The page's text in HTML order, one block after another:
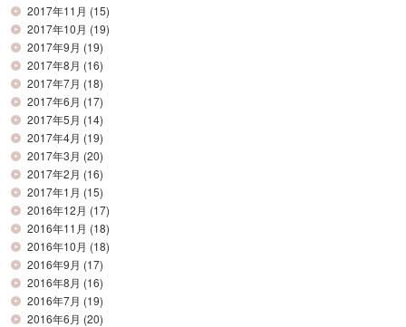
2017年11月 (15)
2017年10月 (19)
2017年9月 (19)
2017年8月 (16)
2017年7月 (18)
2017年6月 (17)
2017年5月 (14)
2017年4月 (19)
2017年3月 (20)
2017年2月 (16)
2017年1月 (15)
2016年12月 (17)
2016年11月 (18)
2016年10月 (18)
2016年9月 (17)
2016年8月 (16)
2016年7月 (19)
2016年6月 (20)